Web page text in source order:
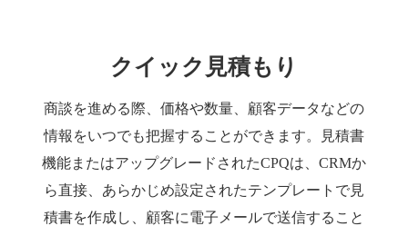
クイック見積もり
商談を進める際、価格や数量、顧客データなどの
情報をいつでも把握することができます。見積書
機能またはアップグレードされたCPQは、CRMか
ら直接、あらかじめ設定されたテンプレートで見
積書を作成し、顧客に電子メールで送信すること